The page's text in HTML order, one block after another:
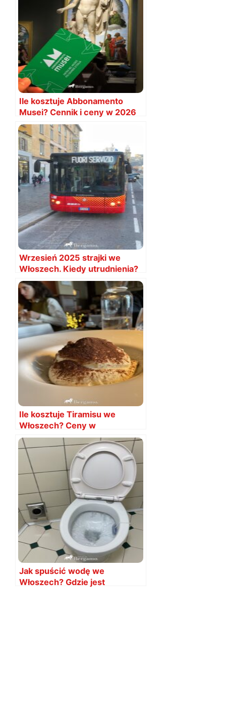
Ile kosztuje Abbonamento
Musei? Cennik i ceny w 2026
Wrzesień 2025 strajki we
Włoszech. Kiedy utrudnienia?
Ile kosztuje Tiramisu we
Włoszech? Ceny w
restauracjach
Jak spuścić wodę we
Włoszech? Gdzie jest